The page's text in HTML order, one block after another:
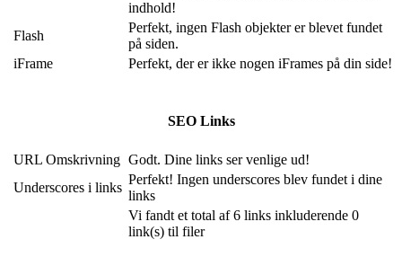
indhold!
Flash
Perfekt, ingen Flash objekter er blevet fundet
på siden.
iFrame
Perfekt, der er ikke nogen iFrames på din side!
SEO Links
URL Omskrivning Godt. Dine links ser venlige ud!
Underscores i links
Perfekt! Ingen underscores blev fundet i dine
links
Vi fandt et total af 6 links inkluderende 0
link(s) til filer